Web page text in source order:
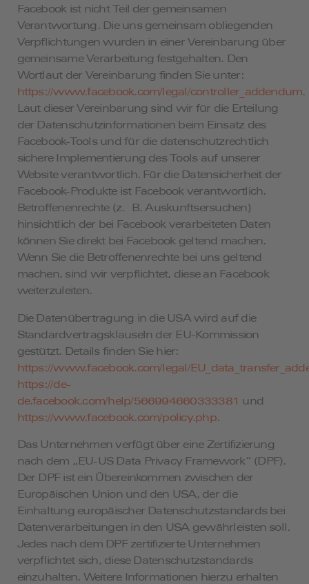
Facebook ist nicht Teil der gemeinsamen
Verantwortung. Die uns gemeinsam obliegenden
Verpflichtungen wurden in einer Vereinbarung über
gemeinsame Verarbeitung festgehalten. Den
Wortlaut der Vereinbarung finden Sie unter:
https://www.facebook.com/legal/controller_addendum.
Laut dieser Vereinbarung sind wir für die Erteilung
der Datenschutzinformationen beim Einsatz des
Facebook-Tools und für die datenschutzrechtlich
sichere Implementierung des Tools auf unserer
Website verantwortlich. Für die Datensicherheit der
Facebook-Produkte ist Facebook verantwortlich.
Betroffenenrechte (z. B. Auskunftsersuchen)
hinsichtlich der bei Facebook verarbeiteten Daten
können Sie direkt bei Facebook geltend machen.
Wenn Sie die Betroffenenrechte bei uns geltend
machen, sind wir verpflichtet, diese an Facebook
weiterzuleiten.
Die Datenübertragung in die USA wird auf die
Standardvertragsklauseln der EU-Kommission
gestützt. Details finden Sie hier:
https://www.facebook.com/legal/
https://de-
de.facebook.com/help/566994660333381 und
https://www.facebook.com/policy.php.
Das Unternehmen verfügt über eine Zertifizierung
nach dem „EU-US Data Privacy Framework“ (DPF).
Der DPF ist ein Übereinkommen zwischen der
Europäischen Union und den USA, der die
Einhaltung europäischer Datenschutzstandards bei
Datenverarbeitungen in den USA gewährleisten soll.
Jedes nach dem DPF zertifizierte Unternehmen
verpflichtet sich, diese Datenschutzstandards
einzuhalten. Weitere Informationen hierzu erhalten